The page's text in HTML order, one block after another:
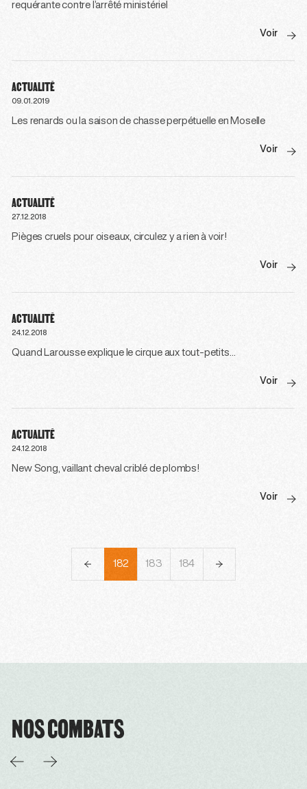
requérante contre l’arrêté ministériel
Voir
ACTUALITÉ
09.01.2019
Les renards ou la saison de chasse perpétuelle en Moselle
Voir
ACTUALITÉ
27.12.2018
Pièges cruels pour oiseaux, circulez y a rien à voir!
Voir
ACTUALITÉ
24.12.2018
Quand Larousse explique le cirque aux tout-petits…
Voir
ACTUALITÉ
24.12.2018
New Song, vaillant cheval criblé de plombs!
Voir
181 182 183 184 185
NOS COMBATS